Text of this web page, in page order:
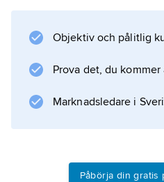
med analoga
Objektiv och pålitlig
Prova det, du
Marknadsledare i
Påbörja din gratis